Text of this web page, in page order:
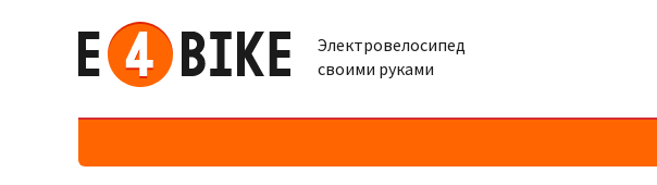
Электровелосипед
своими руками